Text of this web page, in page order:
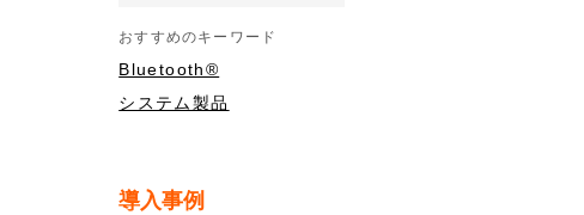
おすすめのキーワード
Bluetooth®
システム製品
導入事例